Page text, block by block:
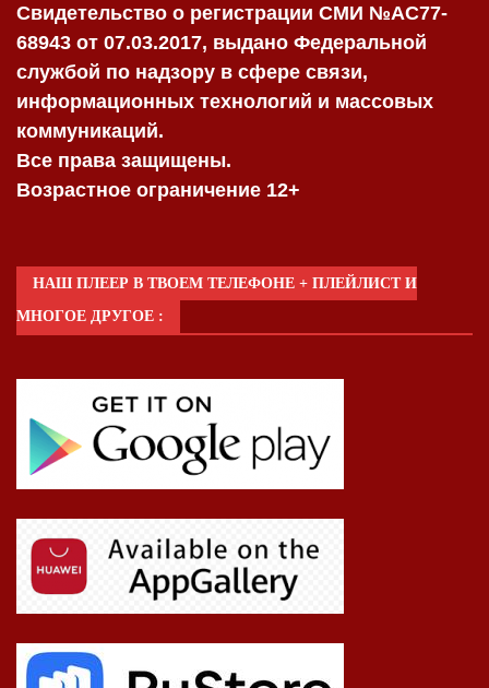
Свидетельство о регистрации СМИ №AC77-
68943 от 07.03.2017, выдано Федеральной
службой по надзору в сфере связи,
информационных технологий и массовых
коммуникаций.
Все права защищены.
Возрастное ограничение 12+
НАШ ПЛЕЕР В ТВОЕМ ТЕЛЕФОНЕ + ПЛЕЙЛИСТ И
МНОГОЕ ДРУГОЕ :